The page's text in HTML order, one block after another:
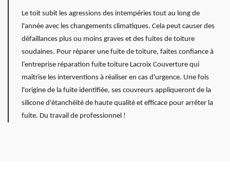
Le toit subit les agressions des intempéries tout au long de
l'année avec les changements climatiques. Cela peut causer des
défaillances plus ou moins graves et des fuites de toiture
soudaines. Pour réparer une fuite de toiture, faites confiance à
l’entreprise réparation fuite toiture Lacroix Couverture qui
maîtrise les interventions à réaliser en cas d'urgence. Une fois
l'origine de la fuite identifiée, ses couvreurs appliqueront de la
silicone d'étanchéité de haute qualité et efficace pour arrêter la
fuite. Du travail de professionnel !